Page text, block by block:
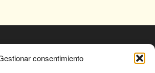
consentimiento
Paleontológico de Teruel